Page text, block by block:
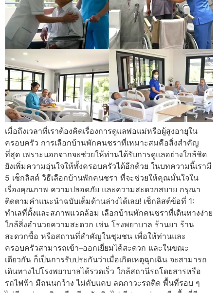
เมื่อถึงเวลาที่เราต้องคิดเรื่องการดูแลพ่อแม่หรือผู้สูงอายุใน
ครอบครัว การเลือกบ้านพักคนชราที่เหมาะสมคือสิ่งสำคัญ
ที่สุด เพราะนอกจากจะช่วยให้ท่านได้รับการดูแลอย่างใกล้ชิด
ยังเพิ่มความอุ่นใจให้ทั้งครอบครัวได้อีกด้วย ในบทความนี้เรามี
5 เช็กลิสต์ วิธีเลือกบ้านพักคนชรา ที่จะช่วยให้คุณมั่นใจใน
เรื่องคุณภาพ ความปลอดภัย และความสะดวกสบาย กรุณา
ติดตามคำแนะนำฉบับเต็มด้านล่างได้เลย! เช็กลิสต์ข้อที่ 1:
ทำเลที่ตั้งและสภาพแวดล้อม เลือกบ้านพักคนชราที่เดินทางง่าย
ใกล้สิ่งอำนวยความสะดวก เช่น โรงพยาบาล ร้านยา ร้าน
สะดวกซื้อ หรือสถานที่สำคัญในชุมชน เพื่อให้ท่านและ
ครอบครัวสามารถเข้า–ออกเยี่ยมได้สะดวก และในขณะ
เดียวกัน ก็เป็นการรับประกันว่าเมื่อเกิดเหตุฉุกเฉิน จะสามารถ
เดินทางไปโรงพยาบาลได้รวดเร็ว ใกล้สถานีรถโดยสารหรือ
รถไฟฟ้า มีถนนกว้าง ไม่คับแคบ ลดภาวะรถติด พื้นที่รอบ ๆ